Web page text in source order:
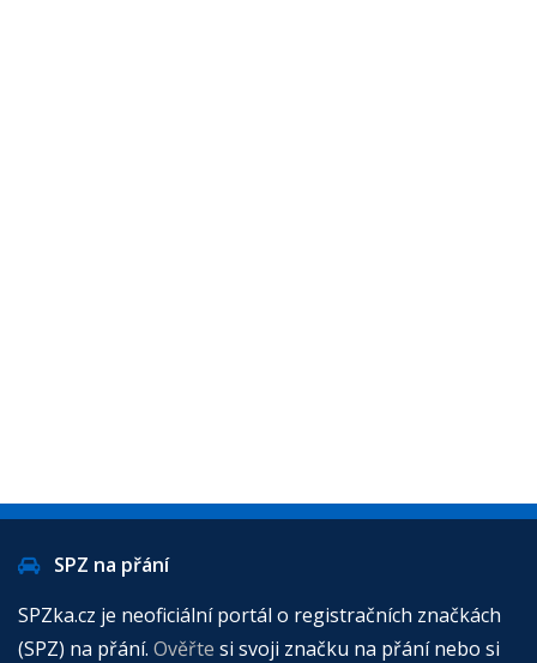
SPZ na přání
SPZka.cz je neoficiální portál o registračních značkách
(SPZ) na přání. Ověřte si svoji značku na přání nebo si